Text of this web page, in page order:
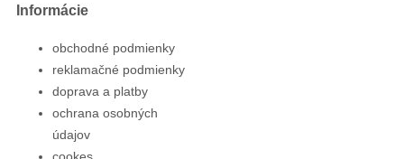
Informácie
obchodné podmienky
reklamačné podmienky
doprava a platby
ochrana osobných
údajov